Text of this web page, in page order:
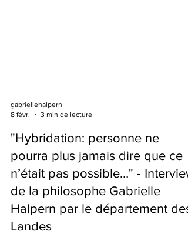
gabriellehalpern
8 févr.
3 min de lecture
"Hybridation: personne ne
pourra plus jamais dire que ce
n’était pas possible…" - Interview
de la philosophe Gabrielle